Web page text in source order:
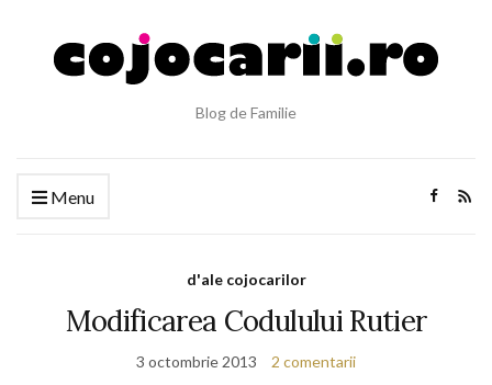
Blog de Familie
Menu
d'ale cojocarilor
Modificarea Codulului Rutier
3 octombrie 2013 2 comentarii